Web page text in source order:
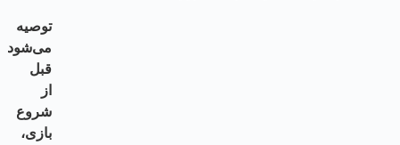
توصیه
می‌شود
قبل
شروع
بازی،